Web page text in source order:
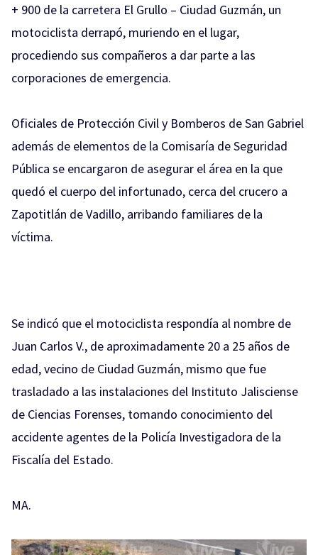
+ 900 de la carretera El Grullo – Ciudad Guzmán, un
motociclista derrapó, muriendo en el lugar,
procediendo sus compañeros a dar parte a las
corporaciones de emergencia.
Oficiales de Protección Civil y Bomberos de San Gabriel
además de elementos de la Comisaría de Seguridad
Pública se encargaron de asegurar el área en la que
quedó el cuerpo del infortunado, cerca del crucero a
Zapotitlán de Vadillo, arribando familiares de la
víctima.
Se indicó que el motociclista respondía al nombre de
Juan Carlos V., de aproximadamente 20 a 25 años de
edad, vecino de Ciudad Guzmán, mismo que fue
trasladado a las instalaciones del Instituto Jalisciense
de Ciencias Forenses, tomando conocimiento del
accidente agentes de la Policía Investigadora de la
Fiscalía del Estado.
MA.